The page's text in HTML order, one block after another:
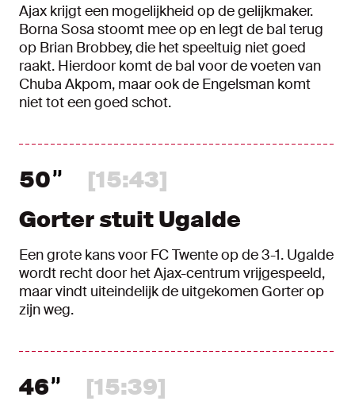
Ajax krijgt een mogelijkheid op de gelijkmaker.
Borna Sosa stoomt mee op en legt de bal terug
op Brian Brobbey, die het speeltuig niet goed
raakt. Hierdoor komt de bal voor de voeten van
Chuba Akpom, maar ook de Engelsman komt
niet tot een goed schot.
50
[15:43]
Gorter stuit Ugalde
Een grote kans voor FC Twente op de 3-1. Ugalde
wordt recht door het Ajax-centrum vrijgespeeld,
maar vindt uiteindelijk de uitgekomen Gorter op
zijn weg.
46
[15:39]